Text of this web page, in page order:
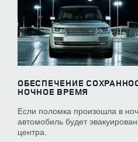
ОБЕСПЕЧЕНИЕ
НОЧНОЕ ВРЕМЯ
Если поломка произошла в
автомобиль будет
центра.